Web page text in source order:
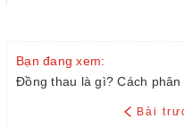
Bạn đang xem:
Bài